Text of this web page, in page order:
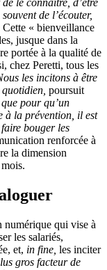
le connaître, d’être
de l’écouter,
Cette « bienveillance
jusque dans la
portée à la qualité de
chez Peretti, tous les
les incitons à être
poursuit
pour qu’un
à la prévention, il est
bouger les
renforcée à
la dimension
qui vise à
les salariés,
et, in fine, les inciter
gros facteur de